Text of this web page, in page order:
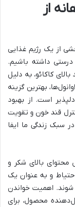
از
از یک رژیم غذایی
داشته باشیم.
کاکائو، به دلیل
بهترین گزینه
است. از بهبود
قند خون و تقویت
سبک زندگی ما ایفا
بالای شکر و
و به عنوان یک
شوند. اهمیت خواندن
محصول، برای